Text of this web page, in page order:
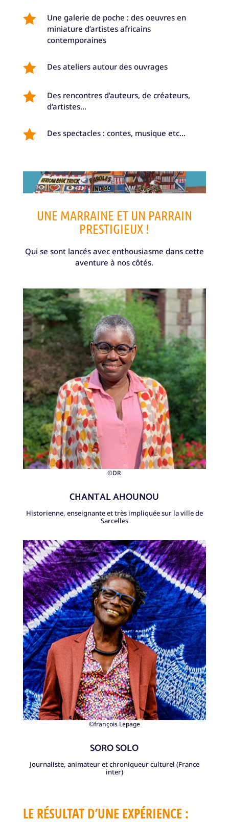

Une galerie de poche : des oeuvres en
miniature d’artistes africains
contemporaines
 Des ateliers autour des ouvrages

Des rencontres d’auteurs, de créateurs,
d’artistes…
 Des spectacles : contes, musique etc…
UNE MARRAINE ET UN PARRAIN
PRESTIGIEUX !
Qui se sont lancés avec enthousiasme dans cette
aventure à nos côtés.
©DR
CHANTAL AHOUNOU
Historienne, enseignante et très impliquée sur la ville de
Sarcelles
©françois Lepage
SORO SOLO
Journaliste, animateur et chroniqueur culturel (France
inter)
LE RÉSULTAT D’UNE EXPÉRIENCE :